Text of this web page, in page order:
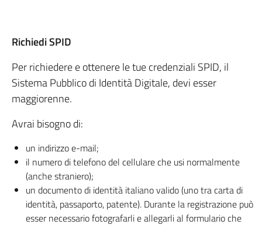
Richiedi SPID
Per richiedere e ottenere le tue credenziali SPID, il
Sistema Pubblico di Identità Digitale, devi esser
maggiorenne.
Avrai bisogno di:
un indirizzo e-mail;
il numero di telefono del cellulare che usi normalmente
(anche straniero);
un documento di identità italiano valido (uno tra carta di
identità, passaporto, patente). Durante la registrazione può
esser necessario fotografarli e allegarli al formulario che